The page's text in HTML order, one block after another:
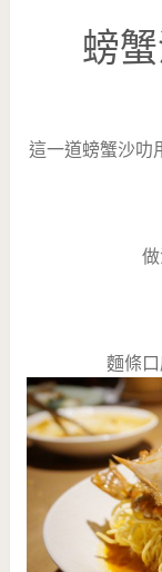
螃
這一道螃蟹沙叻
麵條